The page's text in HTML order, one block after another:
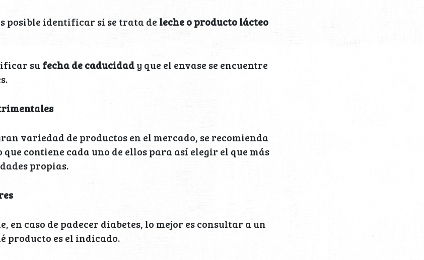
posible identificar si se trata de leche o producto lácteo
su fecha de caducidady que el envase se encuentre
variedad de productos en el mercado, se recomienda
contiene cada uno de ellos para así elegir el que más
propias.
en caso de padecer diabetes, lo mejor es consultar a un
producto es el indicado.